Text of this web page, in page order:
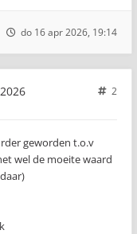
do 16 apr 2026, 19:14
2
geworden t.o.v
wel de moeite waard